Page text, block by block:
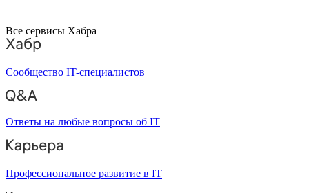
Все сервисы Хабра
Сообщество IT-специалистов
Ответы на любые вопросы об IT
Профессиональное развитие в IT